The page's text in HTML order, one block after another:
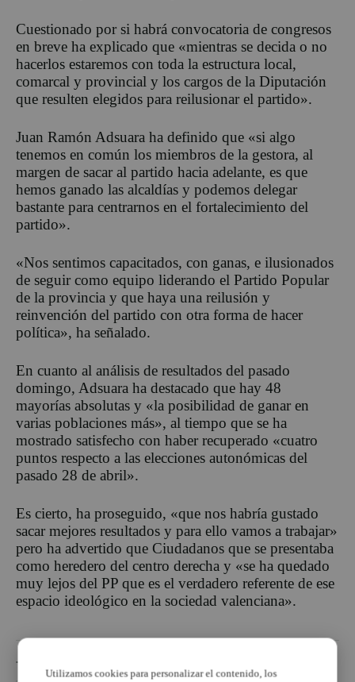
Cuestionado por si habrá convocatoria de congresos
en breve ha explicado que «mientras se decida o no
hacerlos estaremos con toda la estructura local,
comarcal y provincial y los cargos de la Diputación
que resulten elegidos para reilusionar el partido».
Juan Ramón Adsuara ha definido que «si algo
tenemos en común los miembros de la gestora, al
margen de sacar al partido hacia adelante, es que
hemos ganado las alcaldías y podemos delegar
bastante para centrarnos en el fortalecimiento del
partido».
«Nos sentimos capacitados, con ganas, e ilusionados
de seguir como equipo liderando el Partido Popular
de la provincia y que haya una reilusión y
reinvención del partido con otra forma de hacer
política», ha señalado.
En cuanto al análisis de resultados del pasado
domingo, Adsuara ha destacado que hay 48
mayorías absolutas y «la posibilidad de ganar en
varias poblaciones más», al tiempo que se ha
mostrado satisfecho con haber recuperado «cuatro
puntos respecto a las elecciones autonómicas del
pasado 28 de abril».
Es cierto, ha proseguido, «que nos habría gustado
sacar mejores resultados y para ello vamos a trabajar»
pero ha advertido que Ciudadanos que se presentaba
como heredero del centro derecha y «se ha quedado
muy lejos del PP que es el verdadero referente de ese
espacio ideológico en la sociedad valenciana».
TEMAS
Utilizamos cookies para personalizar el contenido, los